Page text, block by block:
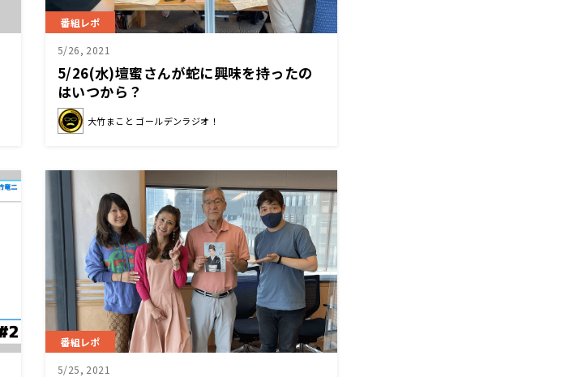
番組レポ
5/26, 2021
5/26(水)壇蜜さんが蛇に興味を持ったの
はいつから？
大竹まこと ゴールデンラジオ！
番組レポ
5/25, 2021